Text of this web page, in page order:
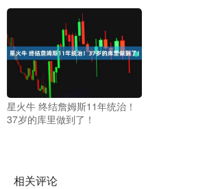
星火牛 终结詹姆斯11年统治！
37岁的库里做到了！
相关评论